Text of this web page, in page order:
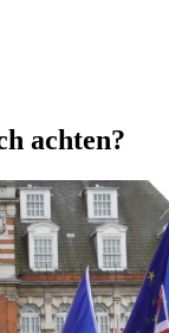
achten?